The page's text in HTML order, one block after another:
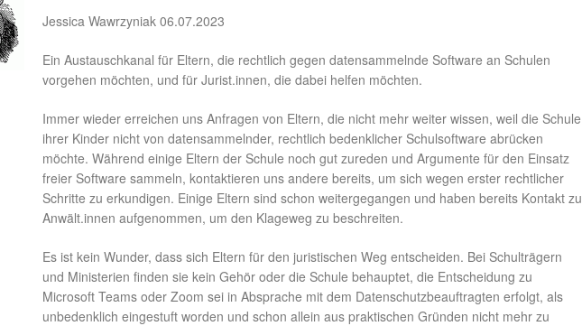
Jessica Wawrzyniak 06.07.2023
Ein Austauschkanal für Eltern, die rechtlich gegen datensammelnde Software an Schulen
vorgehen möchten, und für Jurist.innen, die dabei helfen möchten.
Immer wieder erreichen uns Anfragen von Eltern, die nicht mehr weiter wissen, weil die Schule
ihrer Kinder nicht von datensammelnder, rechtlich bedenklicher Schulsoftware abrücken
möchte. Während einige Eltern der Schule noch gut zureden und Argumente für den Einsatz
freier Software sammeln, kontaktieren uns andere bereits, um sich wegen erster rechtlicher
Schritte zu erkundigen. Einige Eltern sind schon weitergegangen und haben bereits Kontakt zu
Anwält.innen aufgenommen, um den Klageweg zu beschreiten.
Es ist kein Wunder, dass sich Eltern für den juristischen Weg entscheiden. Bei Schulträgern
und Ministerien finden sie kein Gehör oder die Schule behauptet, die Entscheidung zu
Microsoft Teams oder Zoom sei in Absprache mit dem Datenschutzbeauftragten erfolgt, als
unbedenklich eingestuft worden und schon allein aus praktischen Gründen nicht mehr zu